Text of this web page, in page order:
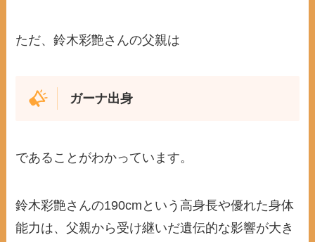
ただ、鈴木彩艶さんの父親は
ガーナ出身
であることがわかっています。
鈴木彩艶さんの190cmという高身長や優れた身体
能力は、父親から受け継いだ遺伝的な影響が大き